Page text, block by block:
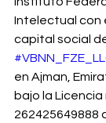
Intelectual con
capital social
en Ajman,
bajo la Licencia
262425649888